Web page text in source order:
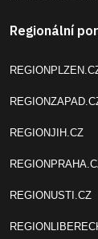
Regionální
REGIONJIH.CZ
REGIONUSTI.CZ